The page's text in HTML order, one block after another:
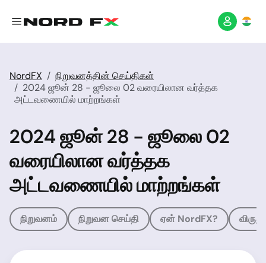
NordFX
நிறுவனத்தின் செய்திகள்
2024 ஜூன் 28 - ஜூலை 02 வரையிலான வர்த்தக
அட்டவணையில் மாற்றங்கள்
2024 ஜூன் 28 - ஜூலை 02
வரையிலான வர்த்தக
அட்டவணையில் மாற்றங்கள்
நிறுவனம் நிறுவன செய்தி ஏன் NordFX?